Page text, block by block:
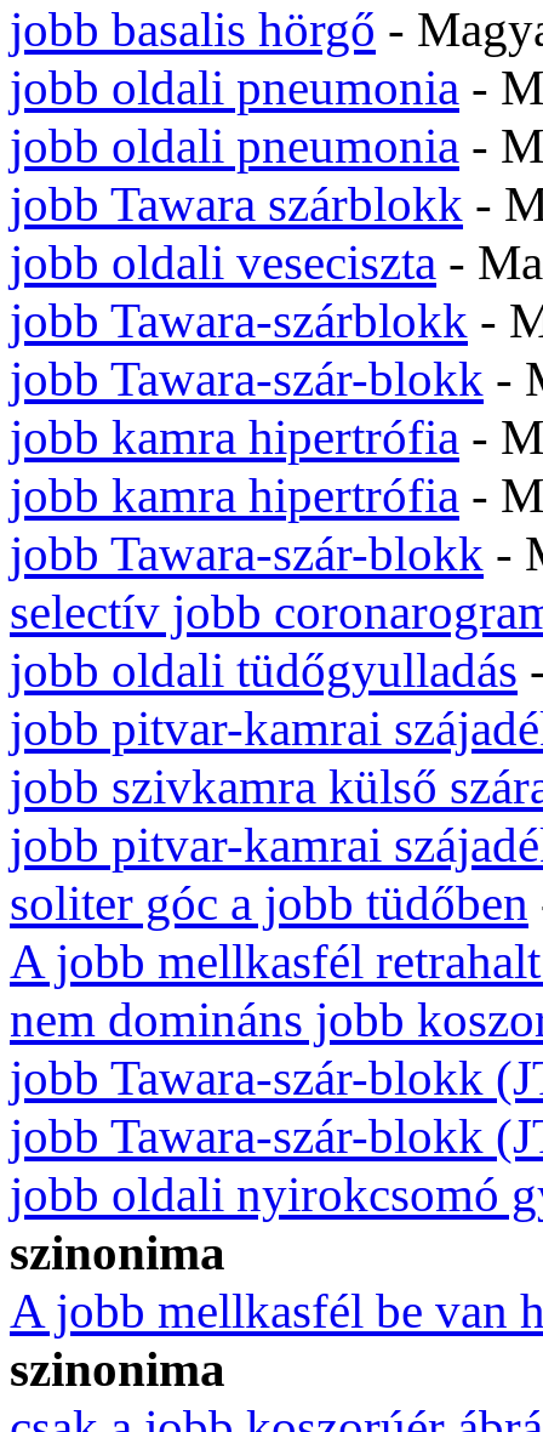
jobb basalis hörgő -
jobb oldali pneumonia -
jobb oldali pneumonia -
jobb Tawara szárblokk -
jobb oldali veseciszta -
jobb Tawara-szárblokk -
jobb Tawara-szár-blokk -
jobb kamra hipertrófia -
jobb kamra hipertrófia -
jobb Tawara-szár-blokk -
selectív jobb
jobb oldali tüdőgyulladás
jobb pitvar-kamrai
jobb szivkamra külső
jobb pitvar-kamrai
soliter góc a jobb tüdőben
A jobb mellkasfél
nem domináns jobb
jobb Tawara-szár-blokk
jobb Tawara-szár-blokk
jobb oldali nyirokcsomó
szinonima
A jobb mellkasfél be van
szinonima